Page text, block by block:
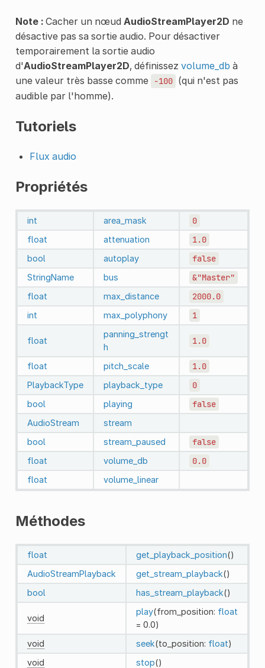
Note :Cacher un nœud AudioStreamPlayer2D ne
désactive pas sa sortie audio. Pour désactiver
temporairement la sortie audio
d'AudioStreamPlayer2D, définissez volume_db à
une valeur très basse comme
-100 (qui n'est pas
audible par l'homme).
Tutoriels
Flux audio
Propriétés
int area_mask 0
float attenuation 1.0
bool autoplay false
StringName bus &"Master"
float max_distance 2000.0
int max_polyphony 1
float
panning_strengt
h
1.0
float pitch_scale 1.0
PlaybackType playback_type 0
bool playing false
AudioStream
stream
bool
stream_paused false
float volume_db 0.0
float volume_linear
Méthodes
float get_playback_position()
AudioStreamPlayback
get_stream_playback()
bool
has_stream_playback()
void
play(from_position: float
= 0.0)
void
seek(to_position: float)
void
stop()